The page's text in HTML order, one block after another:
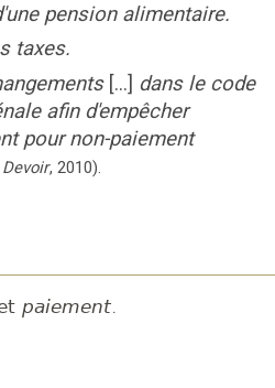
pension alimentaire.
taxes.
[...] dans le code
afin d'empêcher
pour non-paiement
, 2010).
paiement.